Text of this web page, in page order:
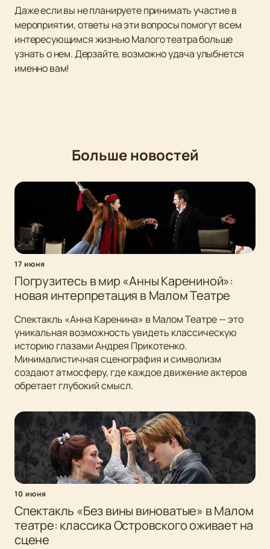
Даже если вы не планируете принимать участие в
мероприятии, ответы на эти вопросы помогут всем
интересующимся жизнью Малого театра больше
узнать о нем. Дерзайте, возможно удача улыбнется
именно вам!
Больше новостей
17 июня
Погрузитесь в мир «Анны Карениной»:
новая интерпретация в Малом Театре
Спектакль «Анна Каренина» в Малом Театре — это
уникальная возможность увидеть классическую
историю глазами Андрея Прикотенко.
Минималистичная сценография и символизм
создают атмосферу, где каждое движение актеров
обретает глубокий смысл.
10 июня
Спектакль «Без вины виноватые» в Малом
театре: классика Островского оживает на
сцене